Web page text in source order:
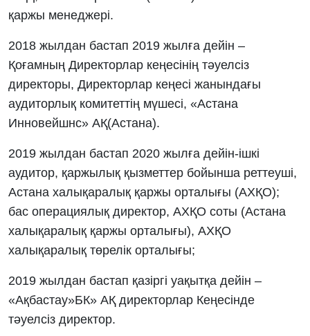
қаржы менеджері.
2018 жылдан бастап 2019 жылға дейін –
Қоғамның Директорлар кеңесінің тәуелсіз
директоры, Директорлар кеңесі жанындағы
аудиторлық комитеттің мүшесі, «Астана
Инновейшнс» АҚ(Астана).
2019 жылдан бастап 2020 жылға дейін-ішкі
аудитор, қаржылық қызметтер бойынша реттеуші,
Астана халықаралық қаржы орталығы (АХҚО);
бас операциялық директор, АХҚО соты (Астана
халықаралық қаржы орталығы), АХҚО
халықаралық төрелік орталығы;
2019 жылдан бастап қазіргі уақытқа дейін –
«Ақбастау»БК» АҚ директорлар Кеңесінде
тәуелсіз директор.